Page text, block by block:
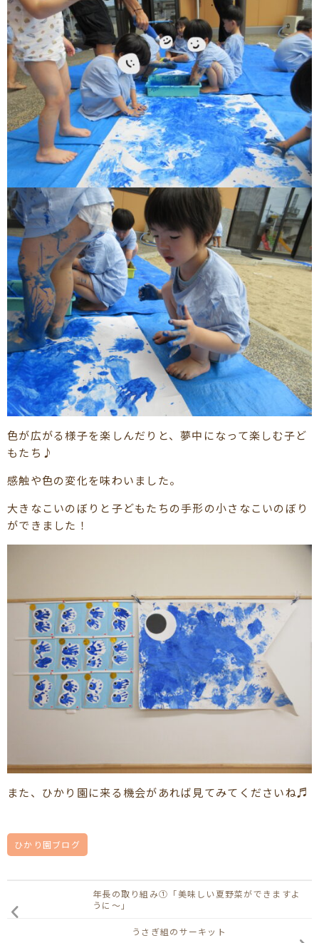
色が広がる様子を楽しんだりと、夢中になって楽しむ子ど
もたち♪
感触や色の変化を味わいました。
大きなこいのぼりと子どもたちの手形の小さなこいのぼり
ができました！
また、ひかり園に来る機会があれば見てみてくださいね♬
ひかり園ブログ
年長の取り組み①「美味しい夏野菜ができますよ
うに～」
うさぎ組のサーキット